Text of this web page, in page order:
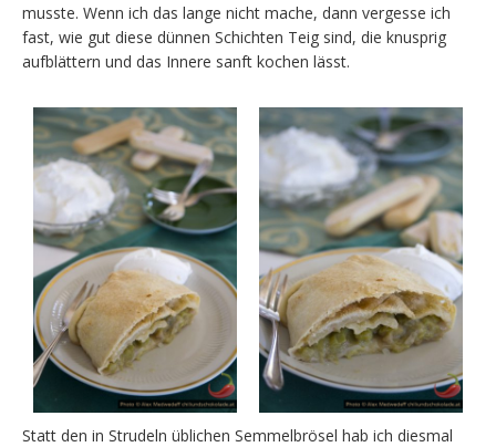
musste. Wenn ich das lange nicht mache, dann vergesse ich
fast, wie gut diese dünnen Schichten Teig sind, die knusprig
aufblättern und das Innere sanft kochen lässt.
Statt den in Strudeln üblichen Semmelbrösel hab ich diesmal